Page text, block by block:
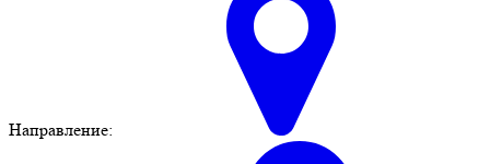
Направление: